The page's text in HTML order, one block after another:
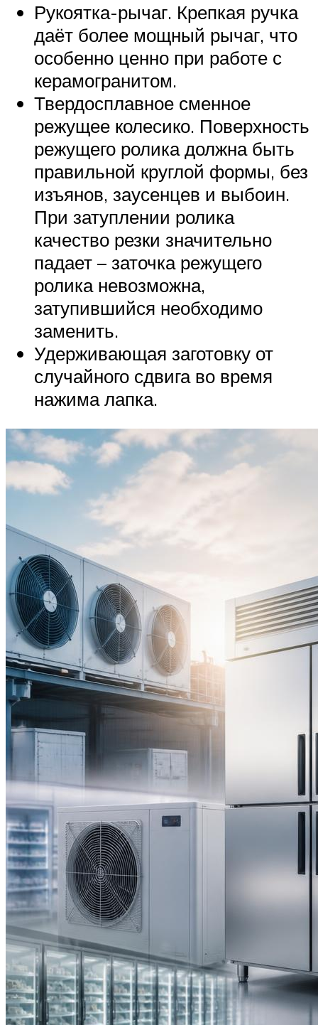
Рукоятка-рычаг. Крепкая ручка
даёт более мощный рычаг, что
особенно ценно при работе с
керамогранитом.
Твердосплавное сменное
режущее колесико. Поверхность
режущего ролика должна быть
правильной круглой формы, без
изъянов, заусенцев и выбоин.
При затуплении ролика
качество резки значительно
падает – заточка режущего
ролика невозможна,
затупившийся необходимо
заменить.
Удерживающая заготовку от
случайного сдвига во время
нажима лапка.